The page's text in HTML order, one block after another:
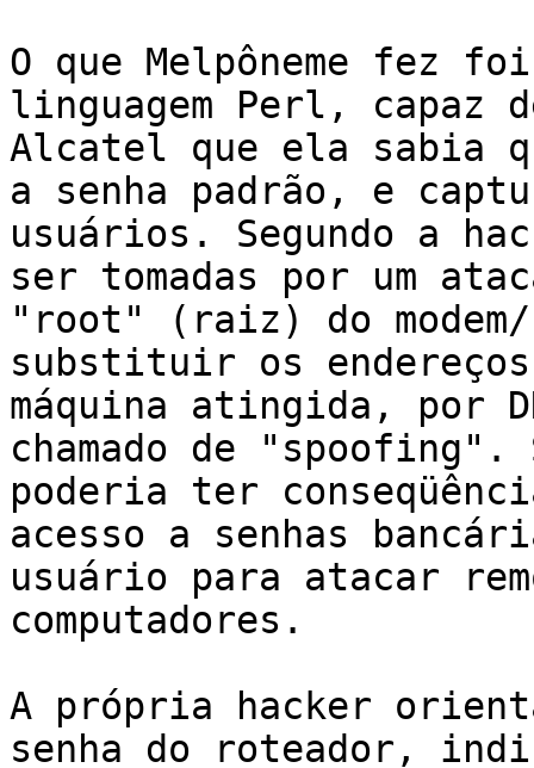
O que Melpôneme fez
linguagem Perl, capaz
Alcatel que ela sabia
a senha padrão, e
usuários. Segundo a
ser tomadas por um
"root" (raiz) do
substituir os endereços
máquina atingida, por
chamado de
poderia ter
acesso a senhas
usuário para atacar
computadores.
A própria hacker
senha do roteador,